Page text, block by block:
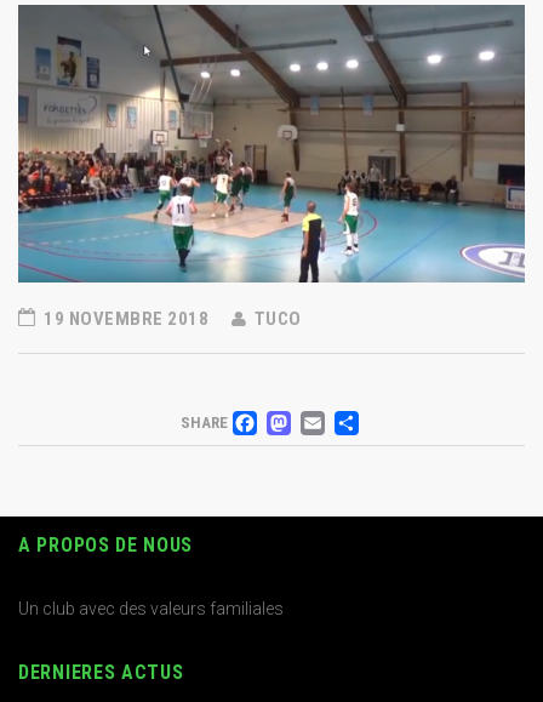
19 NOVEMBRE 2018 TUCO
SHARE FACEBOOK
MASTODON
EMAIL
PARTAGER
A PROPOS DE NOUS
Un club avec des valeurs familiales
DERNIERES ACTUS